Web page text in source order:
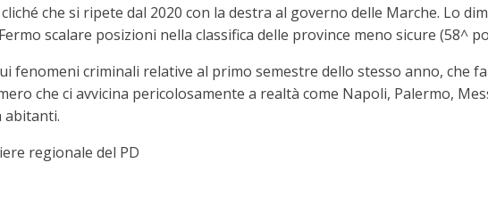
che si ripete dal 2020 con la destra al governo delle Marche. Lo
scalare posizioni nella classifica delle province meno sicure (58^
fenomeni criminali relative al primo semestre dello stesso anno, che
che ci avvicina pericolosamente a realtà come Napoli, Palermo,
abitanti.
regionale del PD